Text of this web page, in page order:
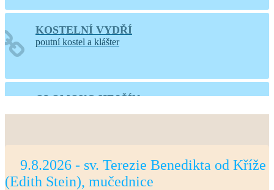
KOSTELNÍ VYDŘÍ
poutní kostel a klášter
OLOMOUC-HEJČÍN
PRAHA-LIBOC
web farnosti
9.8.2026 - sv. Terezie Benedikta od Kříže
(Edith Stein), mučednice